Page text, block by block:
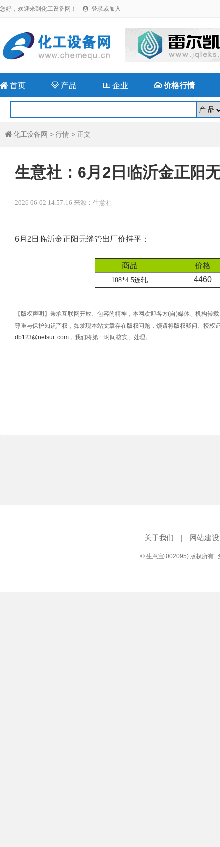
您好，欢迎来到化工设备网！  登录或加入
 首页  产品 企业 价格行情
 化工设备网 > 行情 > 正文
生意社：6月2日临沂金正阳
2026-06-02 14:57:16 来源：生意社
6月2日临沂金正阳无缝管出厂价持平：
商品 价格
108*4.5连轧 4460
【版权声明】秉承互联网开放、包容的精神，本网欢迎各方(自)媒体、机构转
尊重与保护知识产权，如发现本站文章存在版权问题，烦请将版权疑问、授权
db123@netsun.com ，我们将第一时间核实、处理。
关于我们 | 网站建设
© 生意宝(002095) 版权所有